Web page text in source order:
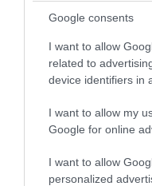
Google consents
I want to allow
related to
device identifiers in
I want to allow my
Google for online
I want to allow
personalized
στρατιωτών από
που έφτασαν στη